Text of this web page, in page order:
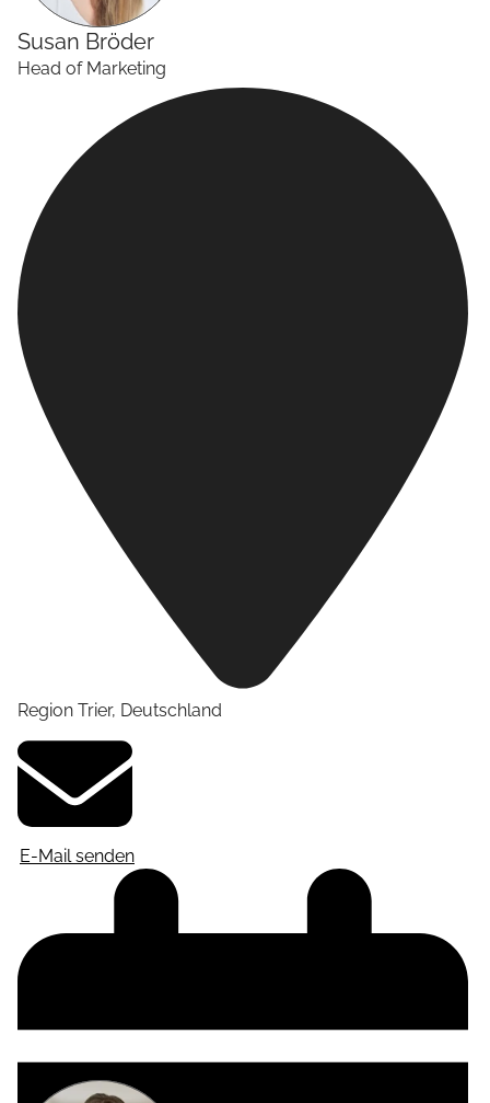
Susan Bröder
Head of Marketing
Region Trier, Deutschland
E-Mail senden